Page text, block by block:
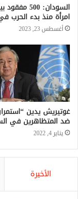
امرأة منذ بدء الحرب
أغسطس 23, 2023
غوتيريش يدين
ضد المتظاهرين في
يناير 4, 2022
الأخيرة